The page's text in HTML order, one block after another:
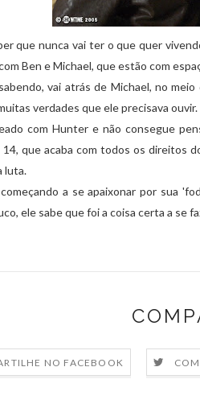
que nunca vai ter o que quer
Ben e Michael, que estão com
vai atrás de Michael, no
verdades que ele precisava ouvir.
com Hunter e não consegue
que acaba com todos os direitos
luta.
a se apaixonar por sua
ele sabe que foi a coisa certa a se
NO FACEBOOK